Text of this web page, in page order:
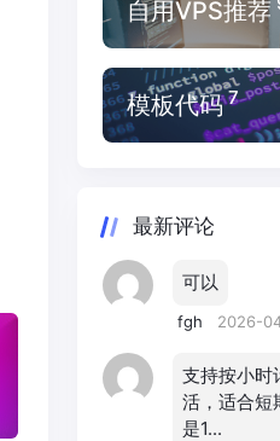
自用VPS推荐
模板代码 7
最新评论
可以
fgh 2026-
支持按小时
活，适合短
是1...